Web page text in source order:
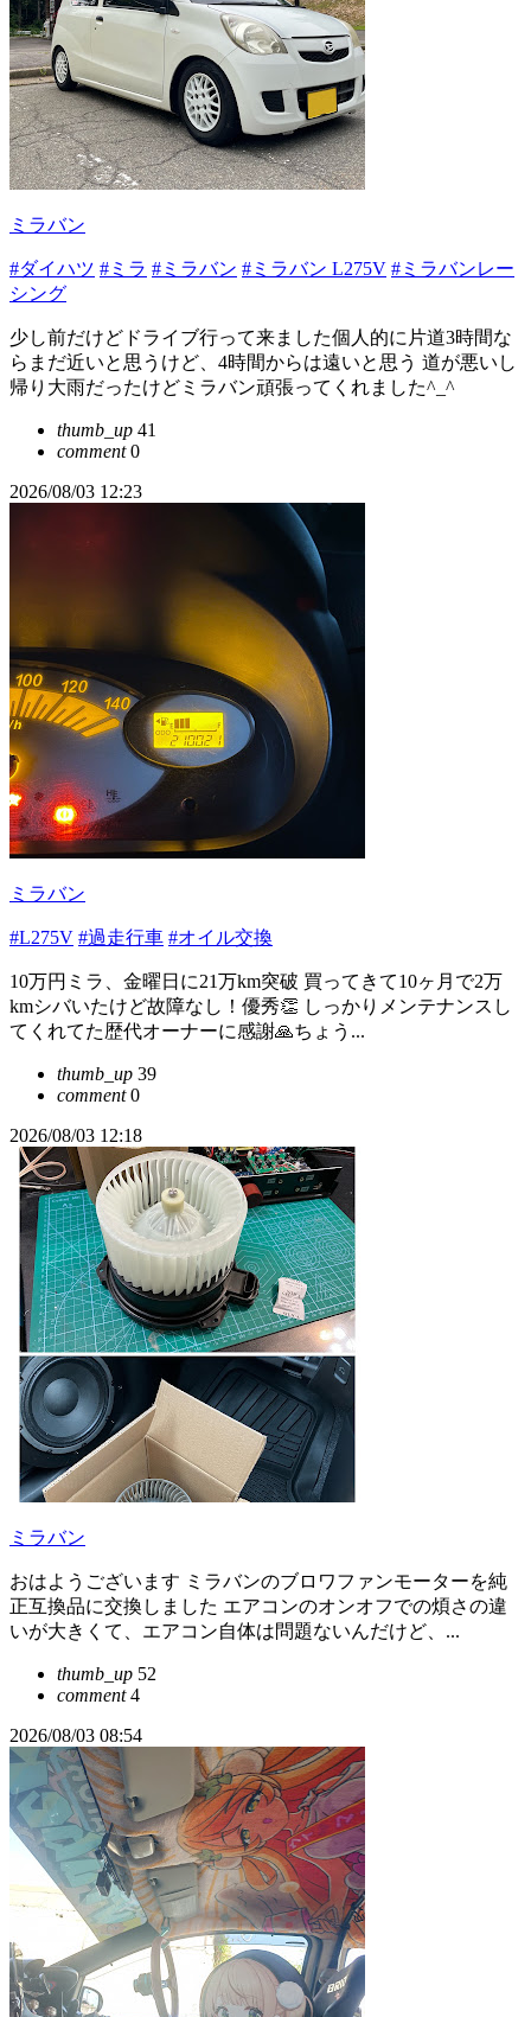
ミラバン
#ダイハツ #ミラ #ミラバン #ミラバン L275V #ミラバンレー
シング
少し前だけどドライブ行って来ました個人的に片道3時間な
らまだ近いと思うけど、4時間からは遠いと思う 道が悪いし
帰り大雨だったけどミラバン頑張ってくれました^_^
thumb_up 41
comment0
2026/08/03 12:23
ミラバン
#L275V #過走行車 #オイル交換
10万円ミラ、金曜日に21万km突破 買ってきて10ヶ月で2万
kmシバいたけど故障なし！優秀👏 しっかりメンテナンスし
てくれてた歴代オーナーに感謝🙏ちょう...
thumb_up 39
comment0
2026/08/03 12:18
ミラバン
おはようございます ミラバンのブロワファンモーターを純
正互換品に交換しました エアコンのオンオフでの煩さの違
いが大きくて、エアコン自体は問題ないんだけど、...
thumb_up 52
comment4
2026/08/03 08:54